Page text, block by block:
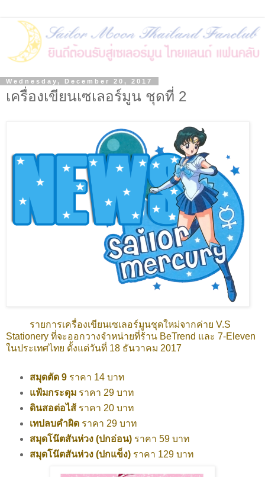
Wednesday, December 20, 2017
เครื่องเขียนเซเลอร์มูน ชุดที่ 2
รายการเครื่องเขียนเซเลอร์มูนชุดใหม่จากค่าย V.S
Stationery ที่จะออกวางจำหน่ายที่ร้าน BeTrend และ 7-Eleven
ในประเทศไทย ตั้งแต่วันที่ 18 ธันวาคม 2017
สมุดตัด 9ราคา 14 บาท
แฟ้มกระดุมราคา 29 บาท
ดินสอต่อไส้ ราคา 20 บาท
เทปลบคำผิด ราคา 29 บาท
สมุดโน๊ตสันห่วง (ปกอ่อน) ราคา 59 บาท
สมุดโน๊ตสันห่วง (ปกแข็ง)ราคา 129 บาท